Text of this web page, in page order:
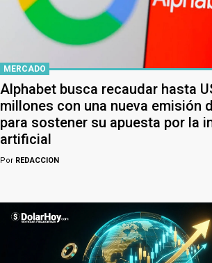
MERCADO
Alphabet busca recaudar hasta
millones con una nueva emisión
para sostener su apuesta por la
artificial
Por REDACCION